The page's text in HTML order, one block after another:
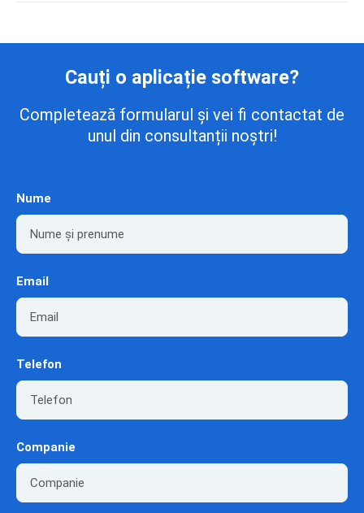
Cauți o aplicație software?
Completează formularul și vei fi contactat de
unul din consultanții noștri!
Nume
Email
Telefon
Companie